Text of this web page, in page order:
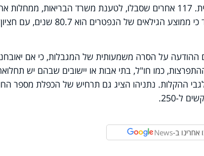
כרונית, 13 מדיכוי חיסוני ו-5 ממחלת כבד כרונית. 117 אחרים שסבלו, לטענת משרד הבריאות,
על הסרה משמעותית של המגבלות, כי אם
כמו חו"ל, בתי אבות או יישובים שבהם יש
ההקלות. נתניהו הציג גם תרחיש של הכפלת מספר
ל-250.
אחרינו ב-News